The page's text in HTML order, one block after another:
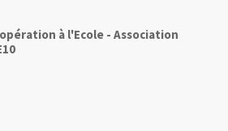
à l'Ecole - Association